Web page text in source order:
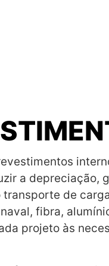
a depreciação,
transporte de
fibra,
projeto às